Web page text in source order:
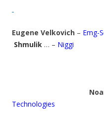
Eugene Velkovich –
Shmulik … – Niggi
Noam
Technologies